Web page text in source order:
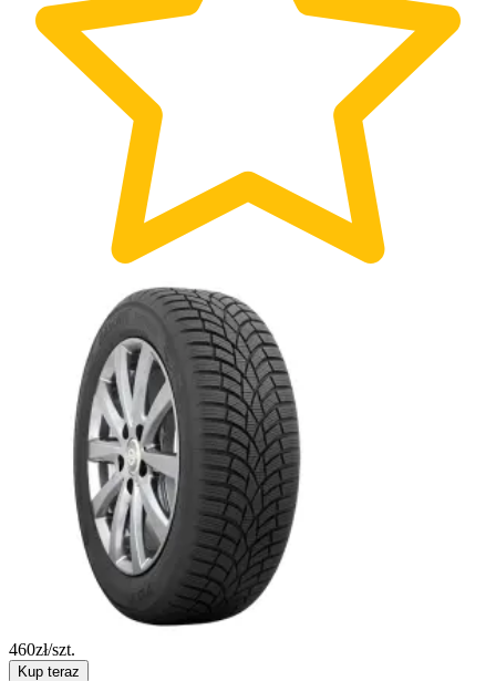
460zł/szt.
Kup teraz